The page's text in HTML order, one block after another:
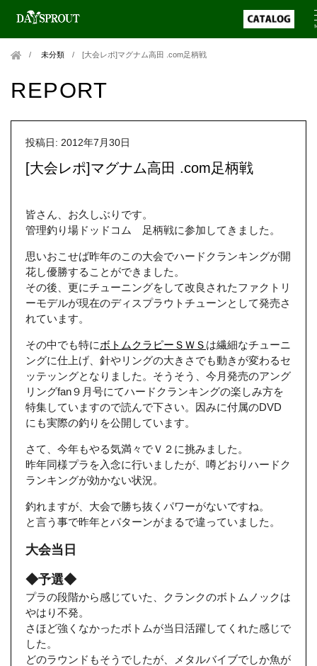
未分類 /[大会レポ]マグナム高田 .com足柄戦
REPORT
投稿日: 2012年7月30日
[大会レポ]マグナム高田 .com足柄戦
皆さん、お久しぶりです。
管理釣り場ドッドコム 足柄戦に参加してきました。
思いおこせば昨年のこの大会でハードクランキングが開
花し優勝することができました。
その後、更にチューニングをして改良されたファクトリ
ーモデルが現在のディスプラウトチューンとして発売さ
れています。
その中でも特にボトムクラピーＳＷＳ は繊細なチューニ
ングに仕上げ、針やリングの大きさでも動きが変わるセ
ッテッングとなりました。そうそう、今月発売のアング
リングfan９月号にてハードクランキングの楽しみ方を
特集していますので読んで下さい。因みに付属のDVD
にも実際の釣りを公開しています。
さて、今年もやる気満々でＶ２に挑みました。
昨年同様プラを入念に行いましたが、噂どおりハードク
ランキングが効かない状況。
釣れますが、大会で勝ち抜くパワーがないですね。
と言う事で昨年とパターンがまるで違っていました。
大会当日
◆予選◆
プラの段階から感じていた、クランクのボトムノックは
やはり不発。
さほど強くなかったボトムが当日活躍してくれた感じで
した。
どのラウンドもそうでしたが、メタルバイブでしか魚が